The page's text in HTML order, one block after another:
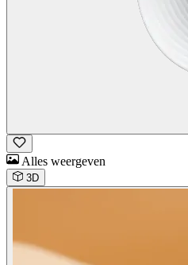
Alles weergeven
3D